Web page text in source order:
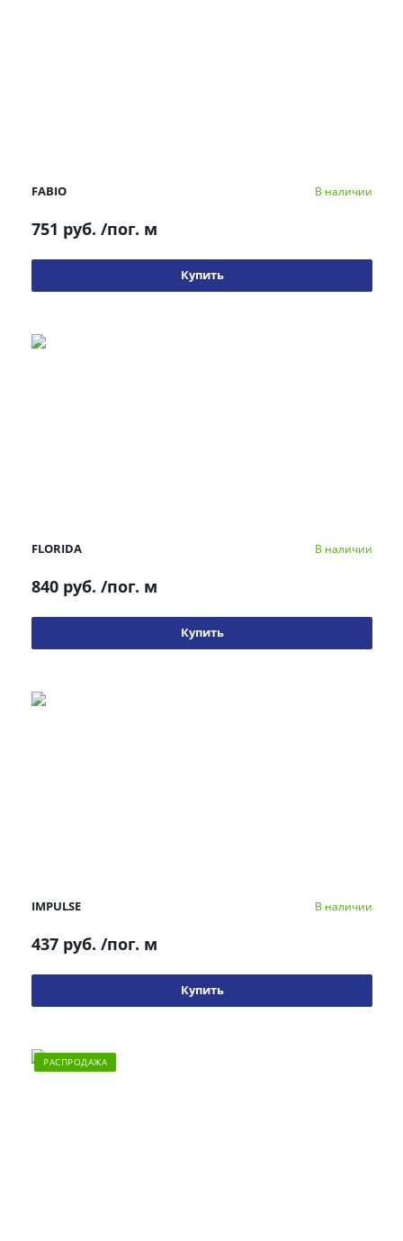
FABIO В наличии
751 руб. /пог. м
Купить
FLORIDA В наличии
840 руб. /пог. м
Купить
IMPULSE В наличии
437 руб. /пог. м
Купить
РАСПРОДАЖА